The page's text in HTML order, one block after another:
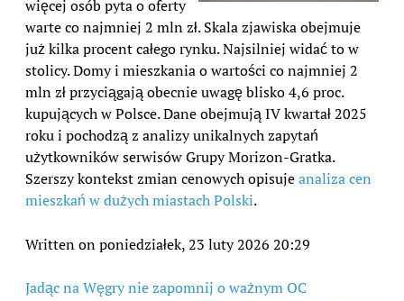
więcej osób pyta o oferty
warte co najmniej 2 mln zł. Skala zjawiska obejmuje
już kilka procent całego rynku. Najsilniej widać to w
stolicy. Domy i mieszkania o wartości co najmniej 2
mln zł przyciągają obecnie uwagę blisko 4,6 proc.
kupujących w Polsce. Dane obejmują IV kwartał 2025
roku i pochodzą z analizy unikalnych zapytań
użytkowników serwisów Grupy Morizon-Gratka.
Szerszy kontekst zmian cenowych opisujeanaliza cen
mieszkań w dużych miastach Polski.
Written on poniedziałek, 23 luty 2026 20:29
Jadąc na Węgry nie zapomnij o ważnym OC